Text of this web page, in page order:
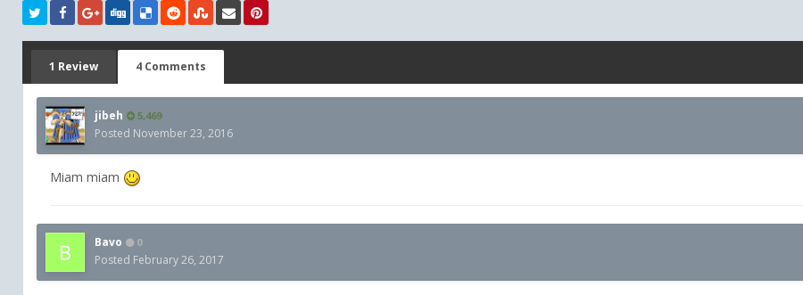
1 Review 4 Comments
jibeh 5,469
Posted November 23, 2016
Miam miam
Bavo 0
Posted February 26, 2017